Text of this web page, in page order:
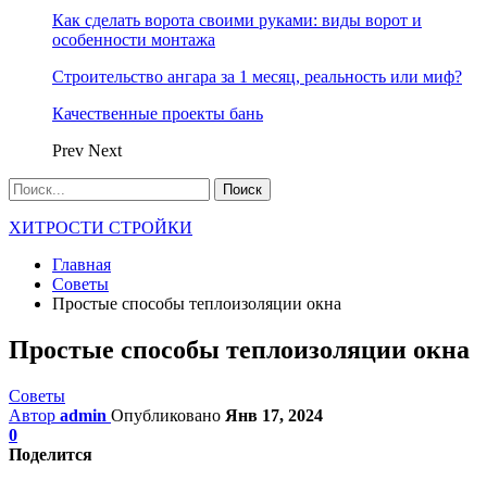
Как сделать ворота своими руками: виды ворот и
особенности монтажа
Строительство ангара за 1 месяц, реальность или миф?
Качественные проекты бань
Prev Next
ХИТРОСТИ СТРОЙКИ
Главная
Советы
Простые способы теплоизоляции окна
Простые способы теплоизоляции окна
Советы
Автор admin Опубликовано Янв 17, 2024
0
Поделится